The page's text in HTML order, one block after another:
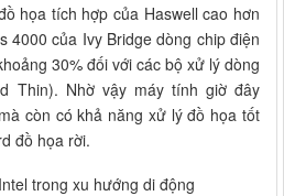
họa tích hợp của Haswell cao hơn
4000 của Ivy Bridge dòng chip điện
30% đối với các bộ xử lý dòng
Thin). Nhờ vậy máy tính giờ đây
còn có khả năng xử lý đồ họa tốt
đồ họa rời.